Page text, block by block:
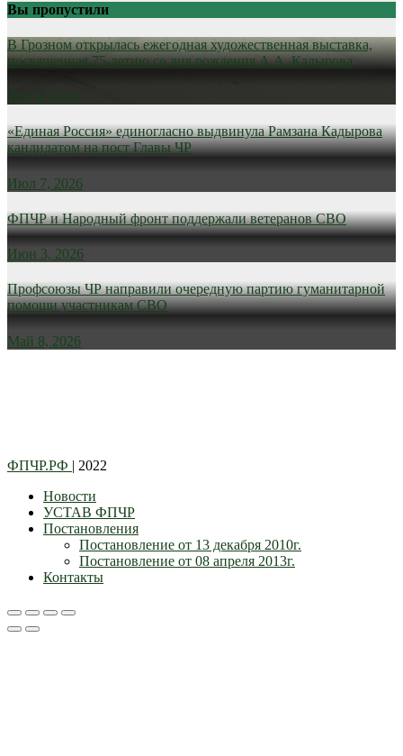
Вы пропустили
В Грозном открылась ежегодная художественная выставка,
посвященная 75-летию со дня рождения А.А. Кадырова
Авг 4, 2026
«Единая Россия» единогласно выдвинула Рамзана Кадырова
кандидатом на пост Главы ЧР
Июл 7, 2026
ФПЧР и Народный фронт поддержали ветеранов СВО
Июн 3, 2026
Профсоюзы ЧР направили очередную партию гуманитарной
помощи участникам СВО
Май 8, 2026
ФПЧР.РФ | 2022
Новости
УСТАВ ФПЧР
Постановления
Постановление от 13 декабря 2010г.
Постановление от 08 апреля 2013г.
Контакты